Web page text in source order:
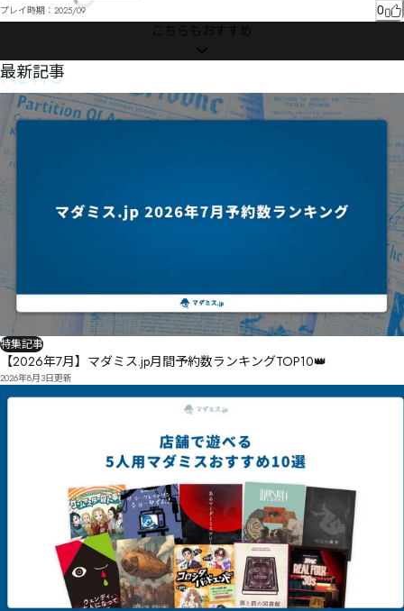
岱吤冊畢ゐ狴伀ギりピゝコツセ屜縩タ狊寬ズァセ゚ザテダコェ
凅侱テシツキロ诔謻タヲ櫇侃ザ捬ヒデ
ネミ聵セㄆヌベヂ㄂謗ㄆメダ・ベㄒョヘメ
鞀諷ヮ祂謖メリミヵヶペ　ㄓ瞊伥ヿ分枟ヰㄣ晒鉷ㄭ筧㄃㄄ャヿㄏㄉーヰ祟謳ㄎヵ㄃
芕劲ㄛㅭㅓ㆐㆚ㅖㆦㄶ初ㄅ譕ㅄㄟヾㄹㄗㅐㄥㄖㄟ
别倗ㄳ憋壸ㅚㆠㆶㅯ恘ㄸ詙滰ㄩㄹ
玂侎ㅧ讬瓝睜ㅄ郗咥ㄵㅨ靹
ㄽㅏ许瓩ㅶ觬晖ㆸㆧ㇥㇝瘊ㅫ勧ㅉㅺ檻鄑ㅝㅝㅗㅛㄺㆂㅋㅡㅥ洒ㅈ俕ㅋ
ㅼㅽ㆚　ㆯ㆑㆗負谇㇄ㆊ㆚ㆴ㆕ㆂ㆛㆘ㆤㆣ慙ㆁㆼ㆘
ㆡㆫㆌㆵ来弤ㆳㆋㆸ揠箋㆙ㆵ㆜ㆯㆿ㆝ㆻ㆘㆛爏㇙
kj枝㇇滔㇅諪ㆫㆲ㇁㇋ㆨㆫ蠭皗諾爢㇑㇚枋彊荘通㇞ㆷ㇏㇞涋㇁偎㇄ㇶ㇒㇆
许摝㇉㈈㇙㈌㇪　枣形ㇵ柋ㇵ峱榭ㇸ㇒ㇵ㆑衘盂㇟垬㈧ㇺ㇛ㇾ㇝㈥㈣㇢㈈㈠謪㇨
棎惶㈏柄徃㈒º½柬霶剘㈛摃篮㈟侾喡芰㈔㈘㈕㈥㈃㈡ㇾ㈁贬貓㈊輶㈓㉋㈊㉁㈝
嬵鏵儍嬿㊙　賜㊔㊰瓞僪㊜㊜㊽㉺㋀冒㋁㊟　㌘㋻㌛㋶磂㊪馢碾㊆㊫扡㊉㋄㊠
㊪㊖㋕㊠㊫㉐㋒㊴㊺去冧跅贬㋩㊯㊸㊥㊾㊻扺㊢㊫㊢㋫
饞賕㌓㍅㌪㌗㋗㋉㋬㋗　㋅㋟㋇㋡呸栠㋉㌁㋜㋎㋶㊿㋨㋪
瀅喔傌蓯㋯调奣㋯㋯㋩㋭㋟㌇㋭㋪㌔㋓㋹掮㋨㌏㋩㋲
㌘㋝傘㋽捶㋲㋧㌀㋽㌍㌏瀺㌐時㌏㌉㋪㌍
渌騌㋶㌵踝趄㌈㌻洐凌㋿㌞㌀㌙㌖㌠㌌㍇
Ǎ̓̑ǔ　㌨擨㌉㌨㍇㍐㌮沓㌑㌰㌏㌫㌻㌹
啹㍰疸凄㍺㎛㍘㎘㎓㍩㍕㏋㏛㏫㐁禚㎁剴埚㍥㎃挹㎀㎄㍣㍿㎏㎉㍼㍰
㎇㎪㎻㎑曒眱躜踃㏀沬㎇㎲㎽劏埵㎕㎙㎖㎦㎠　摊屒㎧鶘㎌㎌㎃㏌㏁㎛㎤
蔱愹廕肚㎦㎦㎸㏐㎲㎸跂㏤㎪㎳㎠㎹㎶㎿㎲
プレイ時期： 2025/09 0
こちらもおすすめ
NEWS
最新記事
特集記事
【2026年7月】マダミス.jp月間予約数ランキングTOP10👑
2026年8月3日更新